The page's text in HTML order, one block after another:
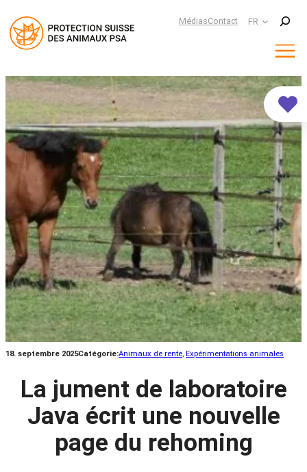
MédiasContact FR
Suchen
18. septembre 2025Catégorie:Animaux de rente, Expérimentations animales
La jument de laboratoire
Java écrit une nouvelle
page du rehoming